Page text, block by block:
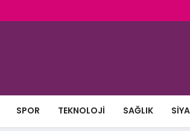
SPOR TEKNOLOJI SAĞLIK